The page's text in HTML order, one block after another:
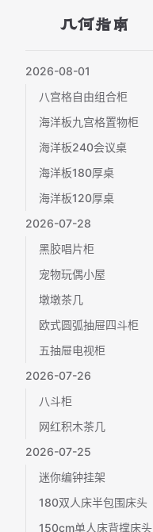
Skip to content
几何指南
2026-08-01
八宫格自由组合柜
海洋板九宫格置物柜
海洋板240会议桌
海洋板180厚桌
海洋板120厚桌
2026-07-28
黑胶唱片柜
宠物玩偶小屋
墩墩茶几
欧式圆弧抽屉四斗柜
五抽屉电视柜
2026-07-26
八斗柜
网红积木茶几
2026-07-25
迷你编钟挂架
180双人床半包围床头
150cm单人床背撑床头